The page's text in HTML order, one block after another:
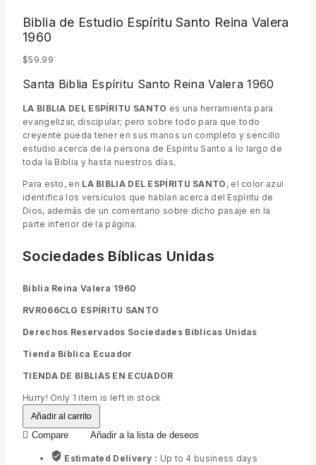
Biblia de Estudio Espíritu Santo Reina Valera
1960
$59.99
Santa Biblia Espíritu Santo Reina Valera 1960
LA BIBLIA DEL ESPÍRITU SANTO es una herramienta para
evangelizar, discipular; pero sobre todo para que todo
creyente pueda tener en sus manos un completo y sencillo
estudio acerca de la persona de Espíritu Santo a lo largo de
toda la Biblia y hasta nuestros días.
Para esto, en LA BIBLIA DEL ESPÍRITU SANTO , el color azul
identifica los versículos que hablan acerca del Espíritu de
Dios, además de un comentario sobre dicho pasaje en la
parte inferior de la página.
Sociedades Bíblicas Unidas
Biblia Reina Valera 1960
RVR066CLG ESPÍRITU SANTO
Derechos Reservados Sociedades Bíblicas Unidas
Tienda Bíblica Ecuador
TIENDA DE BIBLIAS EN ECUADOR
Hurry! Only 1 item is left in stock
Añadir al carrito
Compare Añadir a la lista de deseos
Estimated Delivery : Up to 4 business days